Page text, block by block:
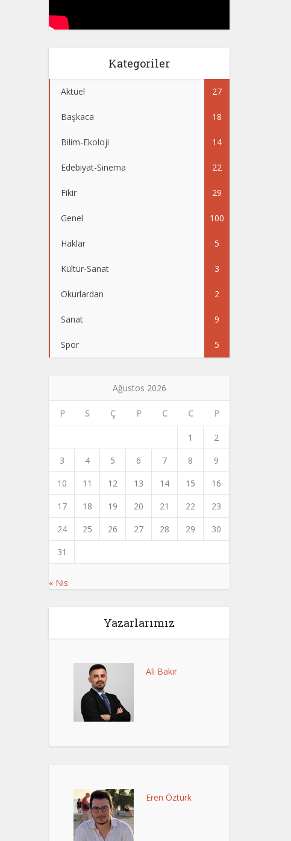
Kategoriler
Aktüel 27
Başkaca 18
Bilim-Ekoloji 14
Edebiyat-Sinema 22
Fikir 29
Genel 100
Haklar 5
Kültür-Sanat 3
Okurlardan 2
Sanat 9
Spor 5
Ağustos 2026
P S Ç P C C P
1
2
3
4 5 6 7 8
9
10
11 12 13 14 15
16
17
18 19 20 21 22
23
24
25 26 27 28 29
30
31
« Nis
Yazarlarımız
Ali Bakır
Eren Öztürk